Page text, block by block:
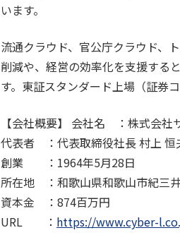
います。
流通クラウド、官公庁クラウド、
削減や、経営の効率化を支援する
す。東証スタンダード上場（証券
【会社概要】 会社名 ：株式会社
代表者 ：代表取締役社長 村上 恒
創業 ：1964年5月28日​​
所在地 ：和歌山県和歌山市紀三
資本金 ：874百万円
URL ： https://www.cyber-